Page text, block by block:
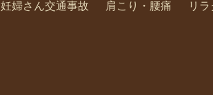
妊婦さん交通事故
肩こり・腰痛 リ